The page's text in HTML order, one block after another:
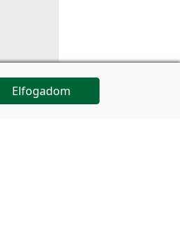
Az oldal folytatódik
Elfogadom